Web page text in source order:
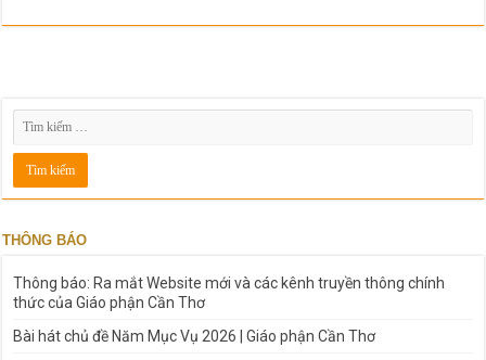
THÔNG BÁO
Thông báo: Ra mắt Website mới và các kênh truyền thông chính
thức của Giáo phận Cần Thơ
Bài hát chủ đề Năm Mục Vụ 2026 | Giáo phận Cần Thơ